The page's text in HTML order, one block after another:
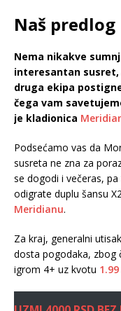
Naš predlog
Nema nikakve
interesantan susret,
druga ekipa
čega vam
je kladionica
Podsećamo vas da
susreta ne zna za
se dogodi i večeras,
odigrate duplu šansu
Meridianu.
Za kraj, generalni
dosta pogodaka, zbog
igrom 4+ uz kvotu 1.99